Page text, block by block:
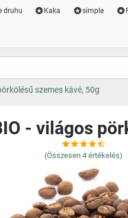
druhu Kaka simple
szemes kávé, 50g
- világos
(Összesen 4 értékelés)